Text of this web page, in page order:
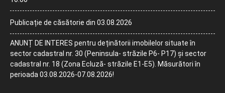
Publicație de căsătorie din 03.08.2026
ANUNȚ DE INTERES pentru deținătorii imobilelor situate în
sector cadastral nr. 30 (Peninsula- străzile P6- P17) și sector
cadastral nr. 18 (Zona Ecluză- străzile E1-E5). Măsurători în
perioada 03.08.2026-07.08.2026!